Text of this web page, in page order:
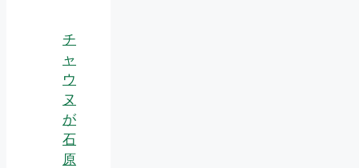
チ
ャ
ウ
ヌ
が
石
原